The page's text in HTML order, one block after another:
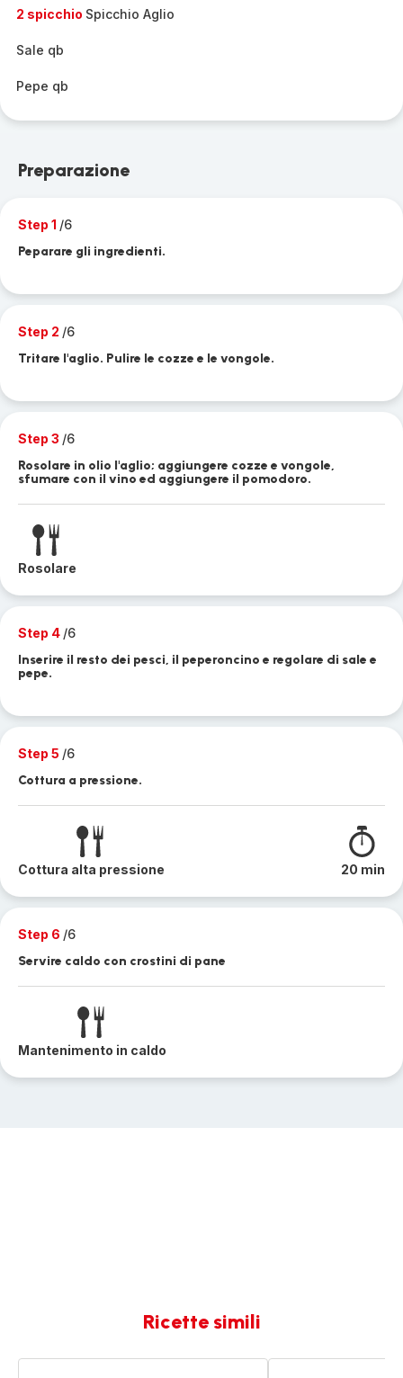
2 spicchio Spicchio Aglio
Sale qb
Pepe qb
Preparazione
Step 1 /6
Peparare gli ingredienti.
Step 2 /6
Tritare l'aglio. Pulire le cozze e le vongole.
Step 3 /6
Rosolare in olio l'aglio; aggiungere cozze e vongole,
sfumare con il vino ed aggiungere il pomodoro.
Rosolare
Step 4 /6
Inserire il resto dei pesci, il peperoncino e regolare di sale e
pepe.
Step 5 /6
Cottura a pressione.
Cottura alta pressione 20 min
Step 6 /6
Servire caldo con crostini di pane
Mantenimento in caldo
Ricette simili